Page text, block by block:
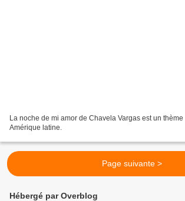
La noche de mi amor de Chavela Vargas est un
Amérique latine.
Page suivante >
Hébergé par Overblog